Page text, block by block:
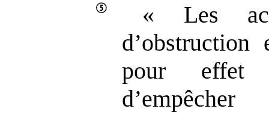
« Les
d’obstruction
pour